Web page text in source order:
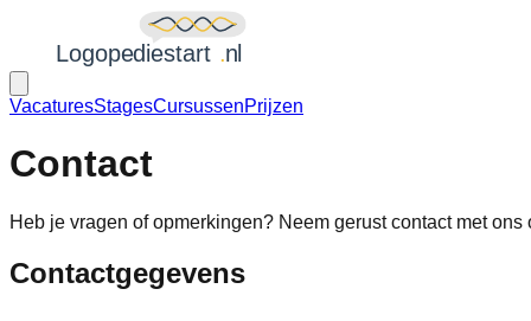
VacaturesStagesCursussenPrijzen
Contact
Heb je vragen of opmerkingen? Neem gerust contact met ons
Contactgegevens